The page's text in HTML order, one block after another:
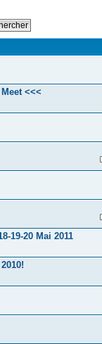
<<<
19-20 Mai 2011